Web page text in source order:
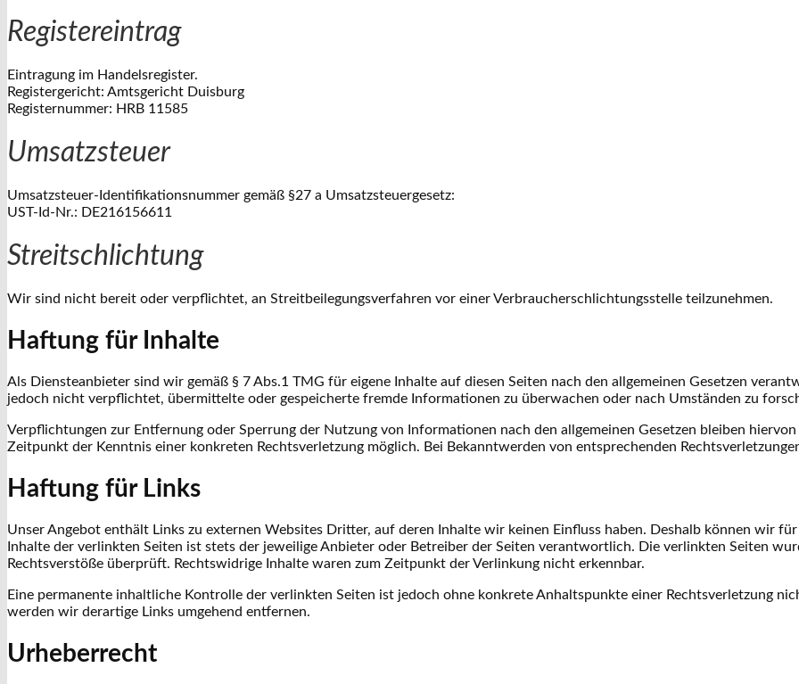
Registereintrag
Eintragung im Handelsregister.
Registergericht: Amtsgericht Duisburg
Registernummer: HRB 11585
Umsatzsteuer
Umsatzsteuer-Identifikationsnummer gemäß §27 a Umsatzsteuergesetz:
UST-Id-Nr.: DE216156611
Streitschlichtung
Wir sind nicht bereit oder verpflichtet, an Streitbeilegungsverfahren vor einer Verbraucherschlichtungsstelle teilzunehmen.
Haftung für Inhalte
Als Diensteanbieter sind wir gemäß § 7 Abs.1 TMG für eigene Inhalte auf diesen Seiten nach den allgemeinen Gesetzen
jedoch nicht verpflichtet, übermittelte oder gespeicherte fremde Informationen zu überwachen oder nach Umständen zu
Verpflichtungen zur Entfernung oder Sperrung der Nutzung von Informationen nach den allgemeinen Gesetzen bleiben
Zeitpunkt der Kenntnis einer konkreten Rechtsverletzung möglich. Bei Bekanntwerden von entsprechenden
Haftung für Links
Unser Angebot enthält Links zu externen Websites Dritter, auf deren Inhalte wir keinen Einfluss haben. Deshalb können wir
Inhalte der verlinkten Seiten ist stets der jeweilige Anbieter oder Betreiber der Seiten verantwortlich. Die verlinkten Seiten
Rechtsverstöße überprüft. Rechtswidrige Inhalte waren zum Zeitpunkt der Verlinkung nicht erkennbar.
Eine permanente inhaltliche Kontrolle der verlinkten Seiten ist jedoch ohne konkrete Anhaltspunkte einer Rechtsverletzung
werden wir derartige Links umgehend entfernen.
Urheberrecht